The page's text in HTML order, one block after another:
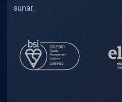
sunar.